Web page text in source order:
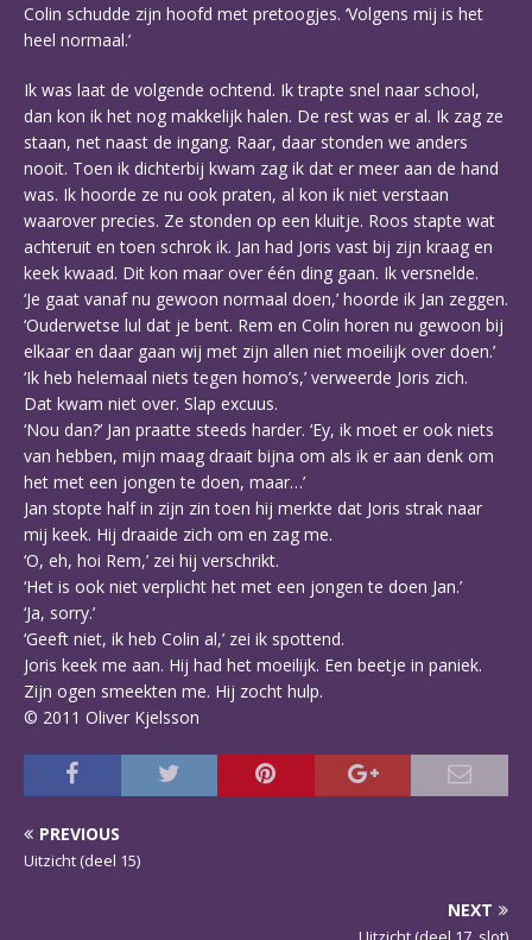
Colin schudde zijn hoofd met pretoogjes. ‘Volgens mij is het
heel normaal.’
Ik was laat de volgende ochtend. Ik trapte snel naar school,
dan kon ik het nog makkelijk halen. De rest was er al. Ik zag ze
staan, net naast de ingang. Raar, daar stonden we anders
nooit. Toen ik dichterbij kwam zag ik dat er meer aan de hand
was. Ik hoorde ze nu ook praten, al kon ik niet verstaan
waarover precies. Ze stonden op een kluitje. Roos stapte wat
achteruit en toen schrok ik. Jan had Joris vast bij zijn kraag en
keek kwaad. Dit kon maar over één ding gaan. Ik versnelde.
‘Je gaat vanaf nu gewoon normaal doen,’ hoorde ik Jan zeggen.
‘Ouderwetse lul dat je bent. Rem en Colin horen nu gewoon bij
elkaar en daar gaan wij met zijn allen niet moeilijk over doen.’
‘Ik heb helemaal niets tegen homo’s,’ verweerde Joris zich.
Dat kwam niet over. Slap excuus.
‘Nou dan?’ Jan praatte steeds harder. ‘Ey, ik moet er ook niets
van hebben, mijn maag draait bijna om als ik er aan denk om
het met een jongen te doen, maar…’
Jan stopte half in zijn zin toen hij merkte dat Joris strak naar
mij keek. Hij draaide zich om en zag me.
‘O, eh, hoi Rem,’ zei hij verschrikt.
‘Het is ook niet verplicht het met een jongen te doen Jan.’
‘Ja, sorry.’
‘Geeft niet, ik heb Colin al,’ zei ik spottend.
Joris keek me aan. Hij had het moeilijk. Een beetje in paniek.
Zijn ogen smeekten me. Hij zocht hulp.
© 2011 Oliver Kjelsson
PREVIOUS
Uitzicht (deel 15)
NEXT